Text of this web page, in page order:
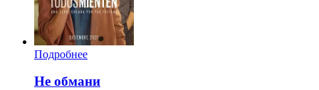
Подробнее
Не обмани